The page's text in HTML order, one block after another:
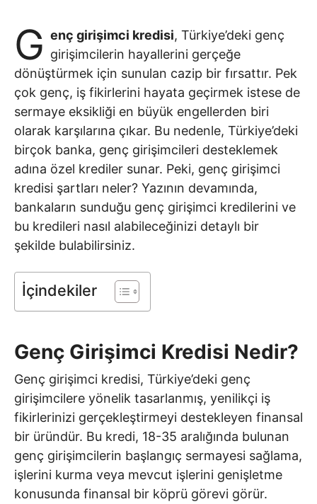
G enç girişimci kredisi, Türkiye’deki genç
girişimcilerin hayallerini gerçeğe
dönüştürmek için sunulan cazip bir fırsattır. Pek
çok genç, iş fikirlerini hayata geçirmek istese de
sermaye eksikliği en büyük engellerden biri
olarak karşılarına çıkar. Bu nedenle, Türkiye’deki
birçok banka, genç girişimcileri desteklemek
adına özel krediler sunar. Peki, genç girişimci
kredisi şartları neler? Yazının devamında,
bankaların sunduğu genç girişimci kredilerini ve
bu kredileri nasıl alabileceğinizi detaylı bir
şekilde bulabilirsiniz.
İçindekiler
Genç Girişimci Kredisi Nedir?
Genç girişimci kredisi, Türkiye’deki genç
girişimcilere yönelik tasarlanmış, yenilikçi iş
fikirlerinizi gerçekleştirmeyi destekleyen finansal
bir üründür. Bu kredi, 18-35 aralığında bulunan
genç girişimcilerin başlangıç sermayesi sağlama,
işlerini kurma veya mevcut işlerini genişletme
konusunda finansal bir köprü görevi görür.